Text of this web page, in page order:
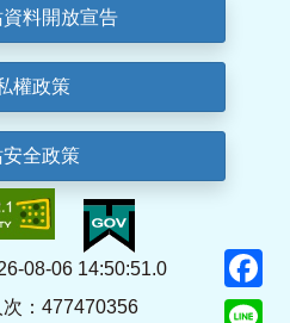
料開放宣告
權政策
全政策
08-06 14:50:51.0
：477470356